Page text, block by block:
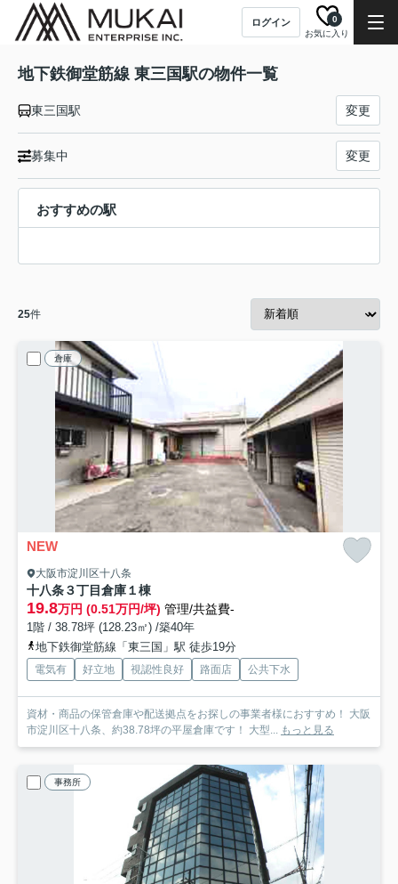
ログイン
お気に入り
0
地下鉄御堂筋線 東三国駅の物件一覧
東三国駅 変更
募集中 変更
おすすめの駅
25件
倉庫
NEW
大阪市淀川区十八条
十八条３丁目倉庫１棟
19.8万円 (0.51万円/坪) 管理/共益費-
1階 / 38.78坪 (128.23㎡) /築40年
地下鉄御堂筋線「東三国」駅 徒歩19分
電気有 好立地 視認性良好 路面店 公共下水
資材・商品の保管倉庫や配送拠点をお探しの事業者様におすすめ！ 大阪
市淀川区十八条、約38.78坪の平屋倉庫です！ 大型... もっと見る
事務所